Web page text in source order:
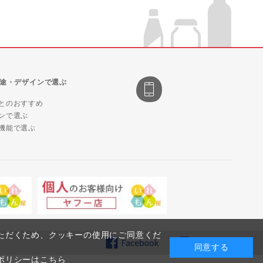
・デザインで選ぶ
のおすすめ
で選ぶ
能で選ぶ
くため、クッキーの使用にご同意くだ
リシーはこちら
同意する